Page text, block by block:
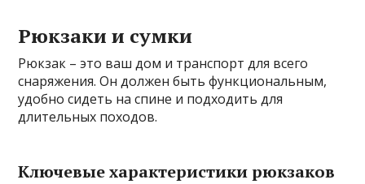
Рюкзаки и сумки
Рюкзак – это ваш дом и транспорт для всего
снаряжения. Он должен быть функциональным,
удобно сидеть на спине и подходить для
длительных походов.
Ключевые характеристики рюкзаков